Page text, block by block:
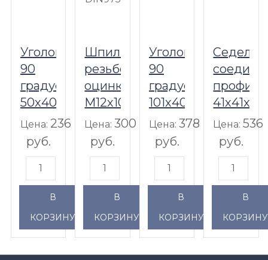
Уголок
90
градусов,
50х40х48х4
Цена: 236
руб.
В
КОРЗИНУ
Шпилька
резьбовая
оцинкованная
M12х1000
DIN975
Цена:300
руб.
В
КОРЗИНУ
Уголок
90
градусов
101х40х87х4
Цена: 378
руб.
В
КОРЗИНУ
профиля
41х41х4
Цена:536
руб.
В
КОРЗИНУ